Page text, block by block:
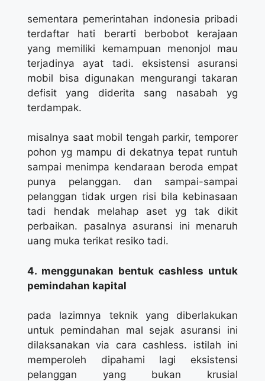
sementara pemerintahan indonesia pribadi
terdaftar hati berarti berbobot kerajaan
yang memiliki kemampuan menonjol mau
terjadinya ayat tadi. eksistensi asuransi
mobil bisa digunakan mengurangi takaran
defisit yang diderita sang nasabah yg
terdampak.
misalnya saat mobil tengah parkir, temporer
pohon yg mampu di dekatnya tepat runtuh
sampai menimpa kendaraan beroda empat
punya pelanggan. dan sampai-sampai
pelanggan tidak urgen risi bila kebinasaan
tadi hendak melahap aset yg tak dikit
perbaikan. pasalnya asuransi ini menaruh
uang muka terikat resiko tadi.
4. menggunakan bentuk cashless untuk
pemindahan kapital
pada lazimnya teknik yang diberlakukan
untuk pemindahan mal sejak asuransi ini
dilaksanakan via cara cashless. istilah ini
memperoleh dipahami lagi eksistensi
pelanggan yang bukan krusial